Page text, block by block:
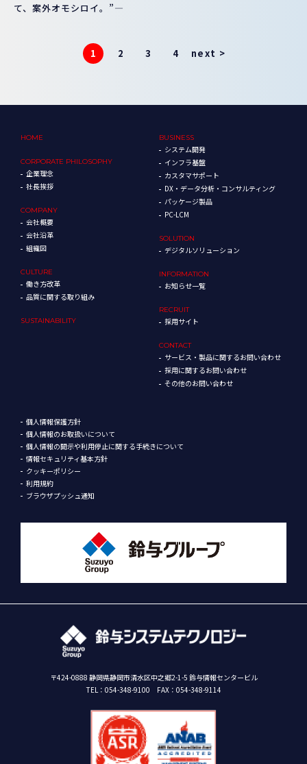
て、案外オモシロイ。”―
1 2 3 4 next >
HOME
CORPORATE PHILOSOPHY
企業理念
社長挨拶
COMPANY
会社概要
会社沿革
組織図
CULTURE
働き方改革
品質に関する取り組み
SUSTAINABILITY
BUSINESS
システム開発
インフラ基盤
カスタマサポート
DX・データ分析・コンサルティング
パッケージ製品
PC-LCM
SOLUTION
デジタルソリューション
INFORMATION
お知らせ一覧
RECRUIT
採用サイト
CONTACT
サービス・製品に関するお問い合わせ
採用に関するお問い合わせ
その他のお問い合わせ
個人情報保護方針
個人情報のお取扱いについて
個人情報の開示や利用停止に関する手続きについて
情報セキュリティ基本方針
クッキーポリシー
利用規約
ブラウザプッシュ通知
〒424-0888 静岡県静岡市清水区中之郷2-1-5 鈴与情報センタービル
TEL： 054-348-9100 FAX：054-348-9114